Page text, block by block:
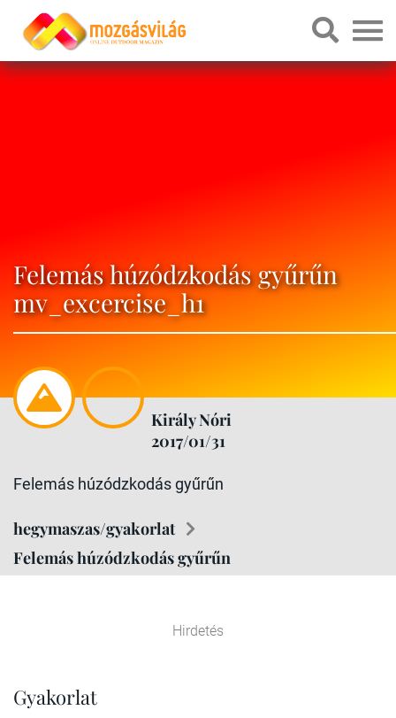
Felemás húzódzkodás gyűrűn
mv_excercise_h1
Király Nóri
2017/01/31
Felemás húzódzkodás gyűrűn
hegymaszas/gyakorlat
Felemás húzódzkodás gyűrűn
Hirdetés
Gyakorlat